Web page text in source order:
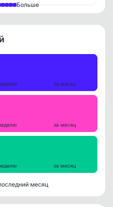
Больше
за месяц
за месяц
за месяц
месяц